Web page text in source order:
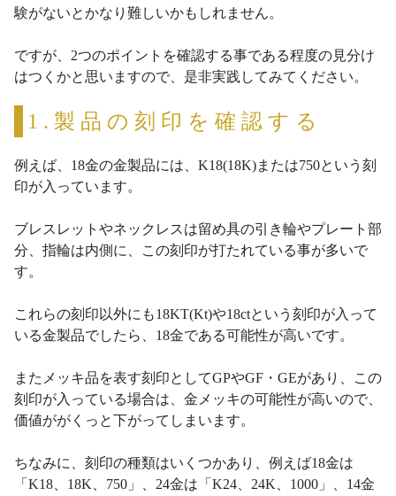
験がないとかなり難しいかもしれません。
ですが、2つのポイントを確認する事である程度の見分け
はつくかと思いますので、是非実践してみてください。
1.製品の刻印を確認する
例えば、18金の金製品には、K18(18K)または750という刻
印が入っています。
ブレスレットやネックレスは留め具の引き輪やプレート部
分、指輪は内側に、この刻印が打たれている事が多いで
す。
これらの刻印以外にも18KT(Kt)や18ctという刻印が入って
いる金製品でしたら、18金である可能性が高いです。
またメッキ品を表す刻印としてGPやGF・GEがあり、この
刻印が入っている場合は、金メッキの可能性が高いので、
価値ががくっと下がってしまいます。
ちなみに、刻印の種類はいくつかあり、例えば18金は
「K18、18K、750」、24金は「K24、24K、1000」、14金